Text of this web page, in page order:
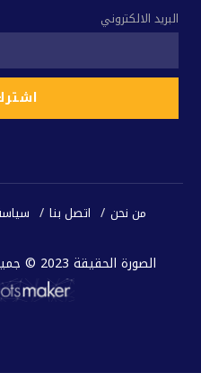
البريد الالكتروني
من نحن اتصل بنا
الصورة الحقيقة 2023 © جميع الحقوق محفوظة – تطوير